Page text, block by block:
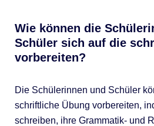
Wie können die
Schüler sich auf die
vorbereiten?
Die Schülerinnen und Schüler
schriftliche Übung vorbereiten,
schreiben, ihre Grammatik- und